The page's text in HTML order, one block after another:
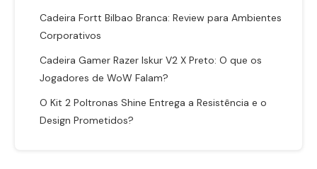
Cadeira Fortt Bilbao Branca: Review para Ambientes
Corporativos
Cadeira Gamer Razer Iskur V2 X Preto: O que os
Jogadores de WoW Falam?
O Kit 2 Poltronas Shine Entrega a Resistência e o
Design Prometidos?